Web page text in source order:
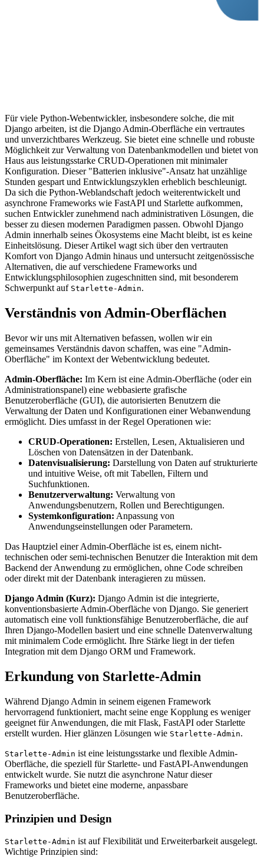
Für viele Python-Webentwickler, insbesondere solche, die mit
Django arbeiten, ist die Django Admin-Oberfläche ein vertrautes
und unverzichtbares Werkzeug. Sie bietet eine schnelle und robuste
Möglichkeit zur Verwaltung von Datenbankmodellen und bietet von
Haus aus leistungsstarke CRUD-Operationen mit minimaler
Konfiguration. Dieser "Batterien inklusive"-Ansatz hat unzählige
Stunden gespart und Entwicklungszyklen erheblich beschleunigt.
Da sich die Python-Weblandschaft jedoch weiterentwickelt und
asynchrone Frameworks wie FastAPI und Starlette aufkommen,
suchen Entwickler zunehmend nach administrativen Lösungen, die
besser zu diesen modernen Paradigmen passen. Obwohl Django
Admin innerhalb seines Ökosystems eine Macht bleibt, ist es keine
Einheitslösung. Dieser Artikel wagt sich über den vertrauten
Komfort von Django Admin hinaus und untersucht zeitgenössische
Alternativen, die auf verschiedene Frameworks und
Entwicklungsphilosophien zugeschnitten sind, mit besonderem
Schwerpunkt auf Starlette-Admin.
Verständnis von Admin-Oberflächen
Bevor wir uns mit Alternativen befassen, wollen wir ein
gemeinsames Verständnis davon schaffen, was eine "Admin-
Oberfläche" im Kontext der Webentwicklung bedeutet.
Admin-Oberfläche: Im Kern ist eine Admin-Oberfläche (oder ein
Administrationspanel) eine webbasierte grafische
Benutzeroberfläche (GUI), die autorisierten Benutzern die
Verwaltung der Daten und Konfigurationen einer Webanwendung
ermöglicht. Dies umfasst in der Regel Operationen wie:
CRUD-Operationen: Erstellen, Lesen, Aktualisieren und
Löschen von Datensätzen in der Datenbank.
Datenvisualisierung: Darstellung von Daten auf strukturierte
und intuitive Weise, oft mit Tabellen, Filtern und
Suchfunktionen.
Benutzerverwaltung: Verwaltung von
Anwendungsbenutzern, Rollen und Berechtigungen.
Systemkonfiguration: Anpassung von
Anwendungseinstellungen oder Parametern.
Das Hauptziel einer Admin-Oberfläche ist es, einem nicht-
technischen oder semi-technischen Benutzer die Interaktion mit dem
Backend der Anwendung zu ermöglichen, ohne Code schreiben
oder direkt mit der Datenbank interagieren zu müssen.
Django Admin (Kurz): Django Admin ist die integrierte,
konventionsbasierte Admin-Oberfläche von Django. Sie generiert
automatisch eine voll funktionsfähige Benutzeroberfläche, die auf
Ihren Django-Modellen basiert und eine schnelle Datenverwaltung
mit minimalem Code ermöglicht. Ihre Stärke liegt in der tiefen
Integration mit dem Django ORM und Framework.
Erkundung von Starlette-Admin
Während Django Admin in seinem eigenen Framework
hervorragend funktioniert, macht seine enge Kopplung es weniger
geeignet für Anwendungen, die mit Flask, FastAPI oder Starlette
erstellt wurden. Hier glänzen Lösungen wie Starlette-Admin.
Starlette-Admin ist eine leistungsstarke und flexible Admin-
Oberfläche, die speziell für Starlette- und FastAPI-Anwendungen
entwickelt wurde. Sie nutzt die asynchrone Natur dieser
Frameworks und bietet eine moderne, anpassbare
Benutzeroberfläche.
Prinzipien und Design
Starlette-Admin ist auf Flexibilität und Erweiterbarkeit ausgelegt.
Wichtige Prinzipien sind: